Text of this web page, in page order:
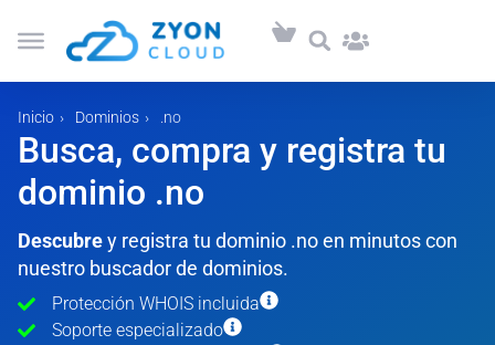
Inicio Dominios .no
Busca, compra y registra tu
dominio .no
Descubrey registra tu dominio .no en minutos con
nuestro buscador de dominios.
Protección WHOIS incluida
Soporte especializado